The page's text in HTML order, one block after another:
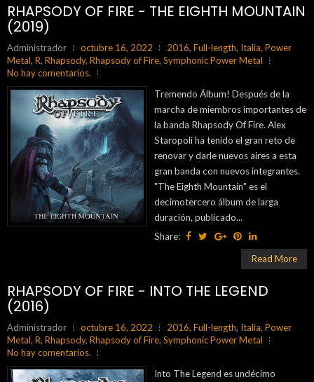
RHAPSODY OF FIRE - THE EIGHTH MOUNTAIN
(2019)
Administrador octubre 16, 2022 2016, Full-length, Italia, Power
Metal, R, Rhapsody, Rhapsody of Fire, Symphonic Power Metal
No hay comentarios.
Tremendo Álbum! Después de la
marcha de miembros importantes de
la banda Rhapsody Of Fire. Alex
Staropoli ha tenido el gran reto de
renovar y darle nuevos aires a esta
gran banda con nuevos integrantes.
"The Eighth Mountain" es el
decimotercero álbum de larga
duración, publicado...
Share:
Read More
RHAPSODY OF FIRE - INTO THE LEGEND
(2016)
Administrador octubre 16, 2022 2016, Full-length, Italia, Power
Metal, R, Rhapsody, Rhapsody of Fire, Symphonic Power Metal
No hay comentarios.
Into The Legend es undécimo